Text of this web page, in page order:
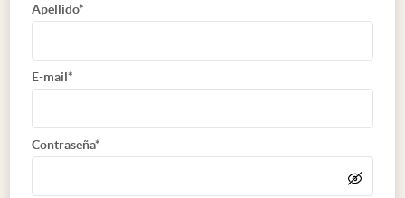
Apellido*
E-mail*
Contraseña*